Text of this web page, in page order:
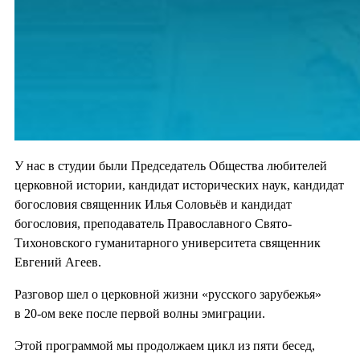
У нас в студии были Председатель Общества любителей
церковной истории, кандидат исторических наук, кандидат
богословия священник Илья Соловьёв и кандидат
богословия, преподаватель Православного Свято-
Тихоновского гуманитарного университета священник
Евгений Агеев.
Разговор шел о церковной жизни «русского зарубежья»
в 20-ом веке после первой волны эмиграции.
Этой программой мы продолжаем цикл из пяти бесед,